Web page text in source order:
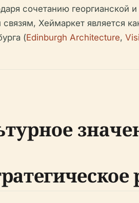
сочетанию георгианской
Хеймаркет является
(Edinburgh Architecture,